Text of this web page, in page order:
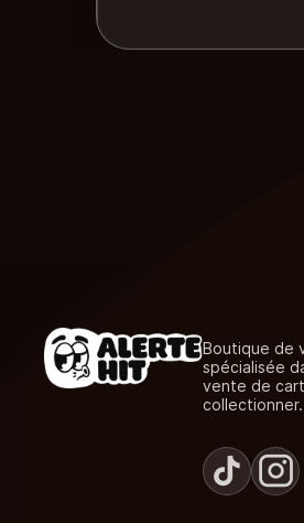
Boutique de
spécialisée
vente de
collectionner.